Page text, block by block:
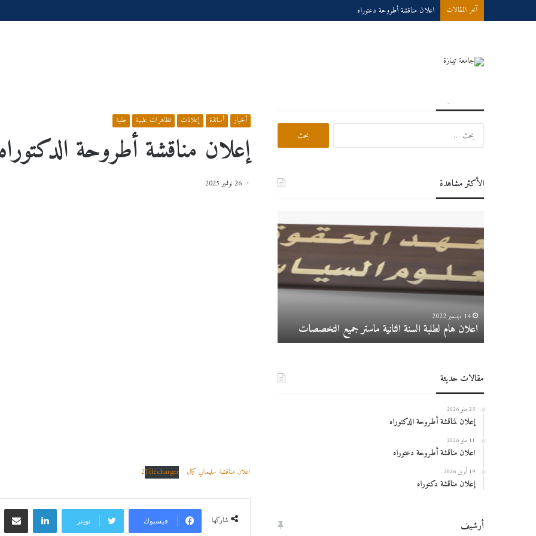
آخر المقالات اعلان مناقشة أطروحة دعتوراه
أخبار أساتذة إعلانات تظاهرات علمية طلبة
إعلان مناقشة أطروحة الدكتوراه
26 نوفمبر 2025
اعلان مناقشة سليماني كمال 2 Télécharger
شاركها فيسبوك تويتر
لينكدإن
البحث
الأكثر مشاهدة
هام
لطلبة
الثانية
ماستر
جميع
التخصصات
14 ديسمبر 2022
اعلان هام لطلبة السنة الثانية ماستر جميع التخصصات
عبر
الخط
الجامعية
مقالات حديثة
25 مايو 2026
إعلان لمناقشة أطروحة الدكتوراه
11 مايو 2026
اعلان مناقشة أطروحة دعتوراه
19 أبريل 2026
إعلان مناقشة دكتوراه
أرشيف